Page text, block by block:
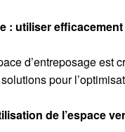
: utiliser
d’entreposage
pour
de l’espace